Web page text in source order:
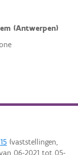
(Antwerpen)
(vaststellingen,
06-2021 tot 05-